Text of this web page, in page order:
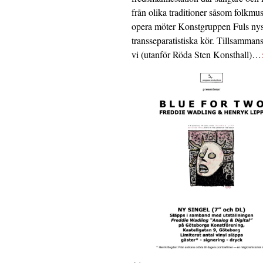
från olika traditioner såsom
opera möter Konstgruppen Fuls
transseparatistiska kör.
vi (utanför Röda Sten Konsthall)…